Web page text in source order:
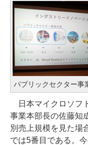
パブリックセクター事
日本マイクロソフ
事業本部長の佐藤知
別売上規模を見た場
では5番目である。